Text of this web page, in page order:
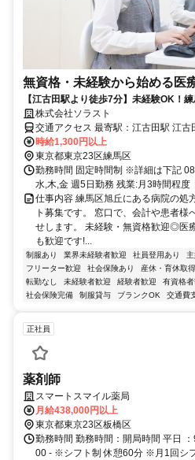
無資格・未経験から始める医
【江古田駅より徒歩7分】未経験OK！
13時半までの事務募集
株式会社ソラスト
交通アクセ
時給1,300円以上
東京都東京23区練馬区
勤務時間 固定時間制 ※詳細は下記
水,木,金 週5日勤務 残業:月3時間程度
仕事内容 練馬区旭丘にある病院の処
ト募集です。 窓口で、会計や患者様
せします。 未経験・無資格歓迎◎医
も歓迎です!...
制服あり 業界未経験者歓迎 社員登用あり
フリーター歓迎
社会保険あり 産休・育休取
転勤なし
未経験者歓迎 経験者歓迎 有資格
社会保険完備
制服貸与 ブランクOK 交通費
正社員
薬剤師
スマートスマイル薬局
月給438,000円以上
東京都東京23区板橋区
勤務時間 勤務時間：開局時間 平日
00 - ※シフト制 休憩60分 ※月1回シ